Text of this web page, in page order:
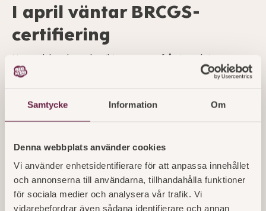
Samtycke Information Om
Denna webbplats använder cookies
Vi använder enhetsidentifierare för att anpassa innehållet
och annonserna till användarna, tillhandahålla funktioner
för sociala medier och analysera vår trafik. Vi
vidarebefordrar även sådana identifierare och annan
I april väntar BRCGS-
certifiering
Bake My Days nya anläggning i Arlandastad är nu levererad.
utan anmärkningar eller avvikelser.
Rapporten från avdelningen för livsmedelskontroll hos
följande punkter:
- Registrering av anläggningar och verksamheter
- Utformning och underhåll av lokaler och utrusning